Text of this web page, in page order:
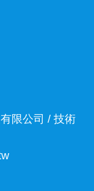
限公司 / 技術